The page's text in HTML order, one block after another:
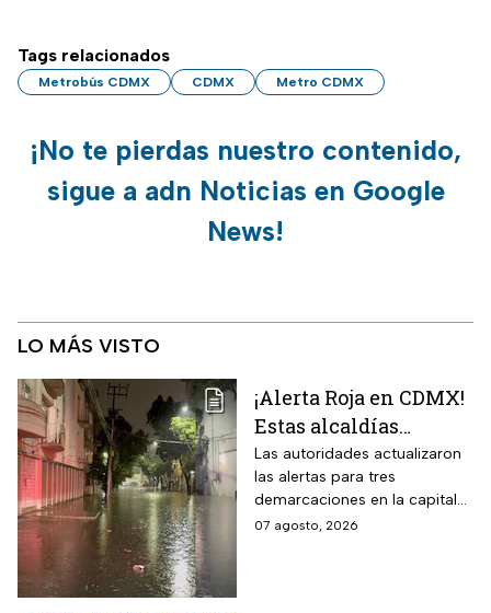
Tags relacionados
Metrobús CDMX CDMX Metro CDMX
¡No te pierdas nuestro contenido,
sigue a adn Noticias en Google
News!
LO MÁS VISTO
¡Alerta Roja en CDMX!
Estas alcaldías
registran lluvias
intensas e
inundaciones este
viernes 7 de agosto
Las autoridades actualizaron
las alertas para tres
demarcaciones en la capital
del país por las intensas
07 agosto, 2026